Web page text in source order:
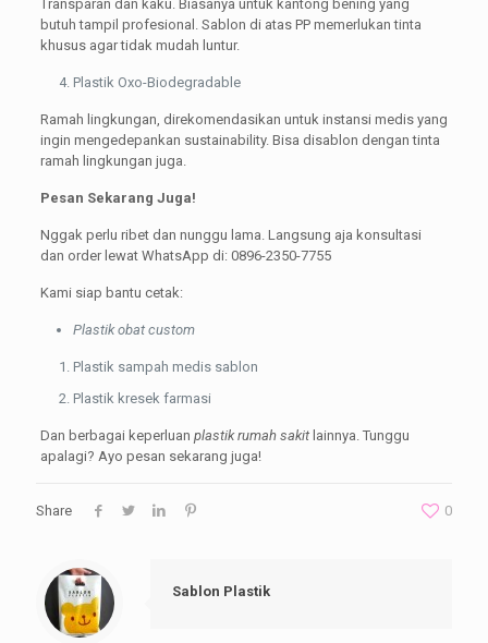
Transparan dan kaku. Biasanya untuk kantong bening yang
butuh tampil profesional. Sablon di atas PP memerlukan tinta
khusus agar tidak mudah luntur.
Plastik Oxo-Biodegradable
Ramah lingkungan, direkomendasikan untuk instansi medis yang
ingin mengedepankan sustainability. Bisa disablon dengan tinta
ramah lingkungan juga.
Pesan Sekarang Juga!
Nggak perlu ribet dan nunggu lama. Langsung aja konsultasi
dan order lewat WhatsApp di: 0896-2350-7755
Kami siap bantu cetak:
Plastik obat custom
Plastik sampah medis sablon
Plastik kresek farmasi
Dan berbagai keperluan plastik rumah sakitlainnya. Tunggu
apalagi? Ayo pesan sekarang juga!
Share 0
Sablon Plastik